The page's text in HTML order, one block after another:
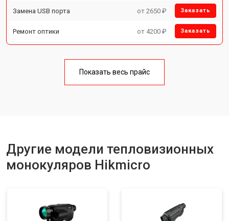
Замена USB порта от 2650 ₽ Заказать
Ремонт оптики от 4200 ₽ Заказать
Показать весь прайс
Другие модели тепловизионных
монокуляров Hikmicro